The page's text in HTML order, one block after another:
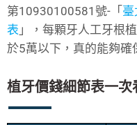
第10930100581號-「
表 」，每顆牙人工牙根
於5萬以下，真的能夠確
植牙價錢細節表一次